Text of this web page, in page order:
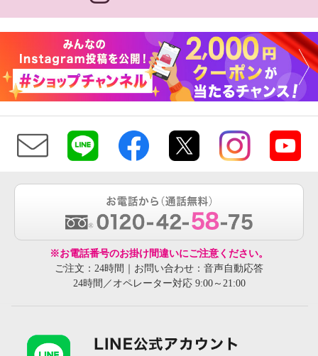
※お電話番号のお掛け間違いにご注意ください。
ご注文：24時間｜お問い合わせ：音声自動応答
24時間／オペレーター対応 9:00～21:00